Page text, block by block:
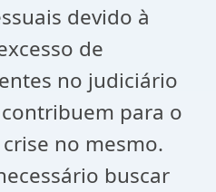
devido à
de
no judiciário
para o
no mesmo.
buscar